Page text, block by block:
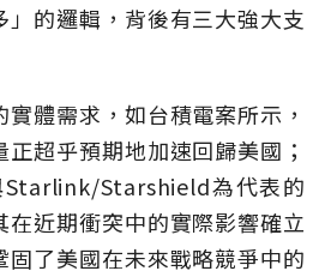
的邏輯，背後有三大強大支
體需求，如台積電案所示，
超乎預期地加速回歸美國；
Starlink/Starshield為代表的
近期衝突中的實際影響確立
固了美國在未來戰略競爭中的